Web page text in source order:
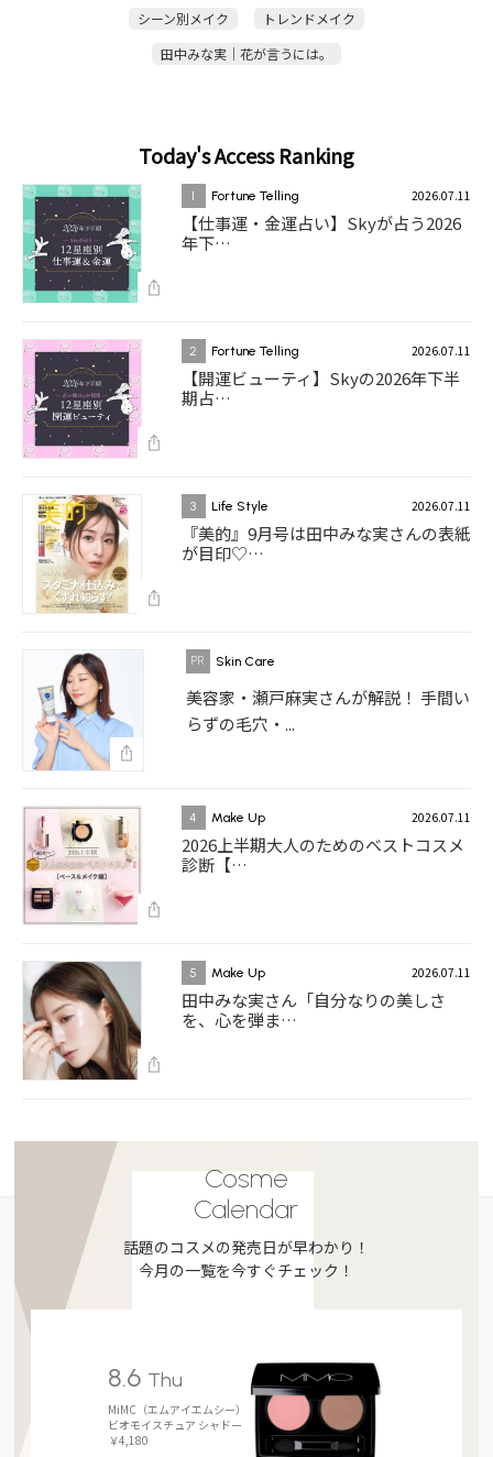
シーン別メイク
トレンドメイク
田中みな実｜花が言うには。
Today's Access Ranking
1 Fortune Telling 2026.07.11
【仕事運・金運占い】Skyが占う2026
年下…
2 Fortune Telling 2026.07.11
【開運ビューティ】Skyの2026年下半
期占…
3 Life Style 2026.07.11
『美的』9月号は田中みな実さんの表紙
が目印♡…
Skin Care
美容家・瀬戸麻実さんが解説！ 手間い
らずの毛穴・...
4 Make Up 2026.07.11
2026上半期大人のためのベストコスメ
診断【…
5 Make Up 2026.07.11
田中みな実さん「自分なりの美しさ
を、心を弾ま…
Cosme
Calendar
話題のコスメの発売日が早わかり！
今月の一覧を今すぐチェック！
8.6 Thu
MiMC（エムアイエムシー）
ビオモイスチュア シャドー
￥4,180